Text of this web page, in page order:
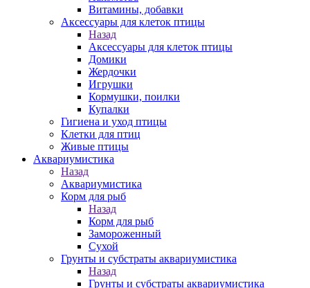
Витамины, добавки
Аксессуары для клеток птицы
Назад
Аксессуары для клеток птицы
Домики
Жердочки
Игрушки
Кормушки, поилки
Купалки
Гигиена и уход птицы
Клетки для птиц
Живые птицы
Аквариумистика
Назад
Аквариумистика
Корм для рыб
Назад
Корм для рыб
Замороженный
Сухой
Грунты и субстраты аквариумистика
Назад
Грунты и субстраты аквариумистика